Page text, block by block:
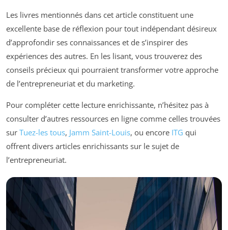
Les livres mentionnés dans cet article constituent une
excellente base de réflexion pour tout indépendant désireux
d’approfondir ses connaissances et de s’inspirer des
expériences des autres. En les lisant, vous trouverez des
conseils précieux qui pourraient transformer votre approche
de l’entrepreneuriat et du marketing.
Pour compléter cette lecture enrichissante, n’hésitez pas à
consulter d’autres ressources en ligne comme celles trouvées
sur Tuez-les tous, Jamm Saint-Louis, ou encore ITG qui
offrent divers articles enrichissants sur le sujet de
l’entrepreneuriat.